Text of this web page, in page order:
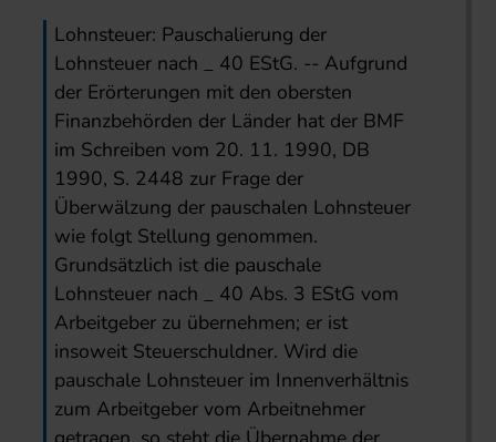
Lohnsteuer: Pauschalierung der
Lohnsteuer nach _ 40 EStG. -- Aufgrund
der Erörterungen mit den obersten
Finanzbehörden der Länder hat der BMF
im Schreiben vom 20. 11. 1990, DB
1990, S. 2448 zur Frage der
Überwälzung der pauschalen Lohnsteuer
wie folgt Stellung genommen.
Grundsätzlich ist die pauschale
Lohnsteuer nach _ 40 Abs. 3 EStG vom
Arbeitgeber zu übernehmen; er ist
insoweit Steuerschuldner. Wird die
pauschale Lohnsteuer im Innenverhältnis
zum Arbeitgeber vom Arbeitnehmer